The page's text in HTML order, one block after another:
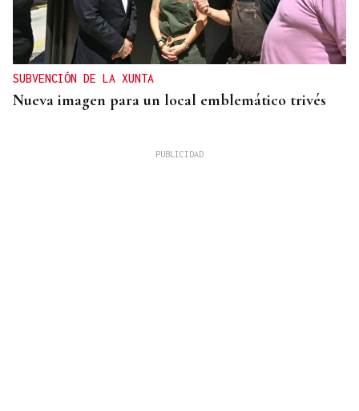
SUBVENCIÓN DE LA XUNTA
Nueva imagen para un local emblemático trivés